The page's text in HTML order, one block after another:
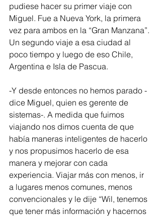
pudiese hacer su primer viaje con
Miguel. Fue a Nueva York, la primera
vez para ambos en la “Gran Manzana”.
Un segundo viaje a esa ciudad al
poco tiempo y luego de eso Chile,
Argentina e Isla de Pascua.
-Y desde entonces no hemos parado -
dice Miguel, quien es gerente de
sistemas-. A medida que fuimos
viajando nos dimos cuenta de que
había maneras inteligentes de hacerlo
y nos propusimos hacerlo de esa
manera y mejorar con cada
experiencia. Viajar más con menos, ir
a lugares menos comunes, menos
convencionales y le dije “Wil, tenemos
que tener más información y hacernos